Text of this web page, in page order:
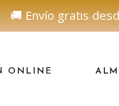
🚚 Envío gratis
ONLINE